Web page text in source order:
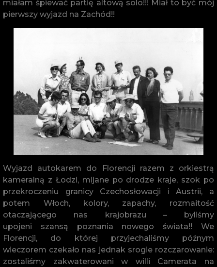
miałam śpiewać partię altową solo!!! Miał to być mój
pierwszy wyjazd na Zachód!!
Wyjazd autokarem do Florencji razem z orkiestrą
kameralną z Łodzi, mijane po drodze kraje, szok po
przekroczeniu granicy Czechosłowacji i Austrii, a
potem Włoch, kolory, zapachy, rozmaitość
otaczającego nas krajobrazu – byliśmy
upojeni szansą poznania nowego świata!! We
Florencji, do której przyjechaliśmy późnym
wieczorem czekało nas jednak srogie rozczarowanie:
zostaliśmy zakwaterowani w willi Camerata na